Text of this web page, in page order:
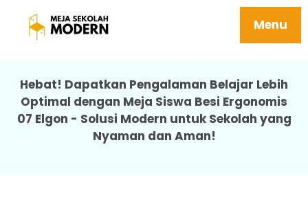
Menu
Meja Siswa Besi Ergonomis Tidak Mudah
Rusak 07 Elgon
Hebat! Dapatkan Pengalaman Belajar Lebih
Optimal dengan Meja Siswa Besi Ergonomis
07 Elgon - Solusi Modern untuk Sekolah yang
Nyaman dan Aman!